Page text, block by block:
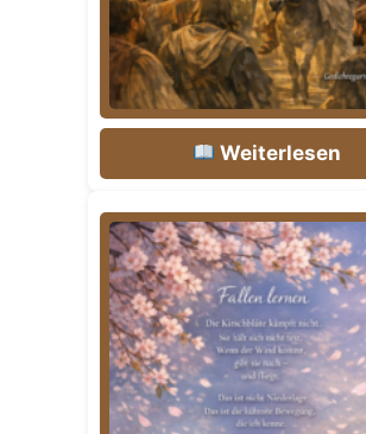
Weiterlesen